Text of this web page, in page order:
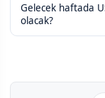
Gelecek haftada
olacak?